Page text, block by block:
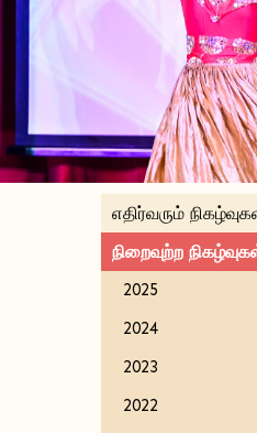
எதிர்வரும்
நிறைவுற்ற
2025
2024
2023
2022